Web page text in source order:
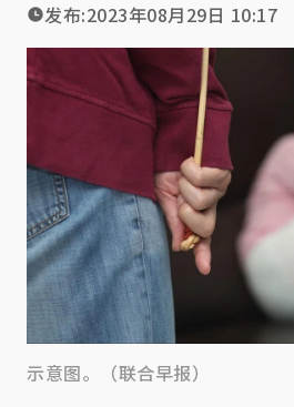
发布:2023年08月29日 10:17
示意图。（联合早报）